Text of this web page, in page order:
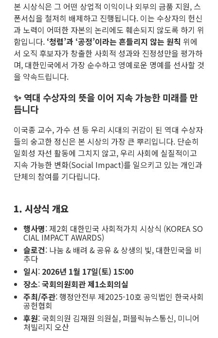
본 시상식은 그 어떤 상업적 이익이나 외부의 금품 지원, 스
폰서십을 철저히 배제하고 진행됩니다. 이는 수상자의 헌신
과 노력이 어떠한 자본의 논리에도 훼손되지 않도록 하기 위
함입니다. ‘청렴’과 ‘공정’이라는 흔들리지 않는 원칙 위에
서 오직 후보자가 창출한 사회적 성과와 진정성만을 평가하
며, 대한민국에서 가장 순수하고 영예로운 명예를 선사할 것
을 약속드립니다.
✨ 역대 수상자의 뜻을 이어 지속 가능한 미래를 만
듭니다
이국종 교수, 가수 션 등 우리 시대의 귀감이 된 역대 수상자
들의 숭고한 정신은 본 시상의 가장 큰 뿌리입니다. 단순히
일회성 자선 활동에 그치지 않고, 우리 사회에 실질적이고
지속 가능한 변화(Social Impact)를 일으키고 있는 개인과
단체의 참여를 기다립니다.
1. 시상식 개요
행사명: 제2회 대한민국 사회적가치 시상식 (KOREA SO
CIAL IMPACT AWARDS)
슬로건: 나눔 & 배려 & 공유 & 상생의 빛, 대한민국을 비
추다
일시: 2026년 1월 17일(토) 15:00
장소:국회의원회관 제1소회의실
주최/주관: 행정안전부 제2025-10호 공익법인 한국사회
공헌협회
후원: 국회의원 김재원 의원실, 퍼블릭뉴스통신, 미니어
처빌리지 오산